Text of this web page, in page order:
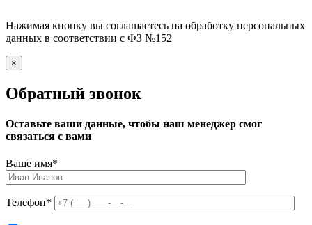
Нажимая кнопку вы соглашаетесь на обработку персональных
данных в соответствии с ФЗ №152
×
Обратный звонок
Оставьте ваши данные, чтобы наш менеджер смог
связаться с вами
Ваше имя*
Телефон*